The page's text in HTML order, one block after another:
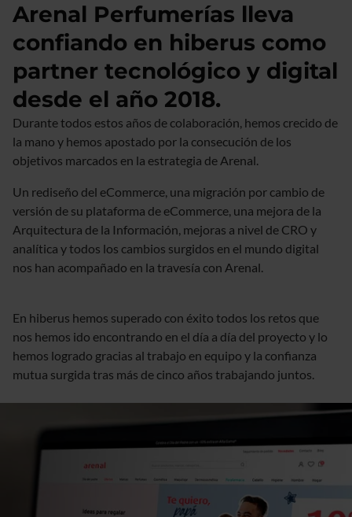
Arenal Perfumerías lleva
confiando en hiberus como
partner tecnológico y digital
desde el año 2018.
Durante todos estos años de colaboración, hemos crecido de
la mano y hemos apostado por la consecución de los
objetivos marcados en la estrategia de Arenal.
Un rediseño del eCommerce, una migración por cambio de
versión de su plataforma de eCommerce, una mejora de la
Arquitectura de la Información, mejoras a nivel de CRO y
analítica y todos los cambios surgidos en el mundo digital
nos han acompañado en la travesía con Arenal.
En hiberus hemos superado con éxito todos los retos que
nos hemos ido encontrando en el día a día del proyecto y lo
hemos logrado gracias al trabajo en equipo y la confianza
mutua surgida tras más de cinco años trabajando juntos.